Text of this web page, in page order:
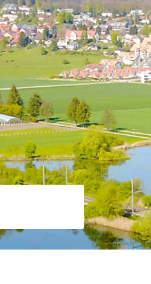
Suche starten